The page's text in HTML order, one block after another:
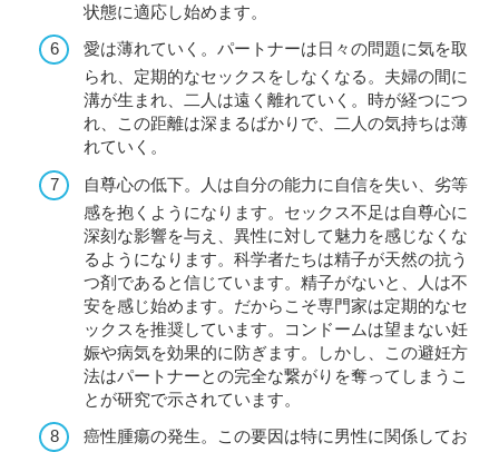
状態に適応し始めます。
愛は薄れていく。パートナーは日々の問題に気を取
られ、定期的なセックスをしなくなる。夫婦の間に
溝が生まれ、二人は遠く離れていく。時が経つにつ
れ、この距離は深まるばかりで、二人の気持ちは薄
れていく。
自尊心の低下。人は自分の能力に自信を失い、劣等
感を抱くようになります。セックス不足は自尊心に
深刻な影響を与え、異性に対して魅力を感じなくな
るようになります。科学者たちは精子が天然の抗う
つ剤であると信じています。精子がないと、人は不
安を感じ始めます。だからこそ専門家は定期的なセ
ックスを推奨しています。コンドームは望まない妊
娠や病気を効果的に防ぎます。しかし、この避妊方
法はパートナーとの完全な繋がりを奪ってしまうこ
とが研究で示されています。
癌性腫瘍の発生。この要因は特に男性に関係してお